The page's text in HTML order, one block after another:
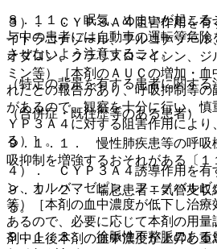
３）． ＣＹＰ３Ａ４阻害作用を有
イトラコナゾール、フルコナゾー
オダロン、クラリスロマイシン、
ミン等）［本剤のＡＵＣの増加・
れたとの報告があり、呼吸抑制等
があるので、観察を十分に行い、慎
ＹＰ３Ａ４に対する阻害作用によ
る）］。
４）． ＣＹＰ３Ａ４誘導作用を有
ン、カルバマゼピン、フェノバル
等）［本剤の血中濃度が低下し治
あるので、必要に応じて本剤の用
剤中止後本剤の血中濃度が上昇し重
８．１１． 眠気、めまいが起こる
与中の患者には自動車の運転等危
させないよう注意すること。
（特定の背景を有する患者に関する
（合併症・既往歴等のある患者）
９．１．１． 慢性肺疾患等の呼吸
吸抑制を増強するおそれがある〔１
９．１．２． 喘息患者：気管支収
る。
９．１．３． 徐脈性不整脈のある